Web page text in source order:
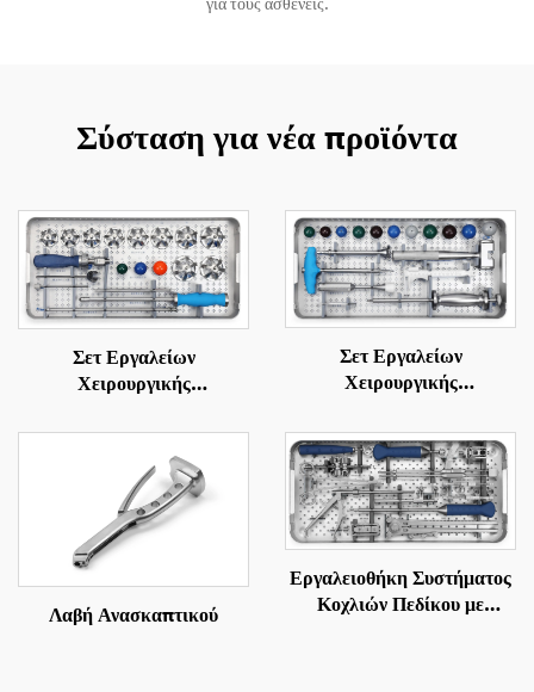
Σύσταση για νέα προϊόντα
Σετ Εργαλείων
Χειρουργικής
Σετ Εργαλείων
Χειρουργικής
Οστού
Λαβή Ανασκαπτικού
Εργαλειοθήκη Συστήματος
Κοχλιών Πεδίκου με